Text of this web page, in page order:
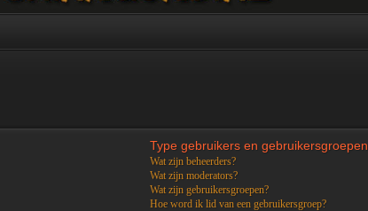
Type gebruikers en gebruikersgroepen
Wat zijn beheerders?
Wat zijn moderators?
Wat zijn gebruikersgroepen?
Hoe word ik lid van een gebruikersgroep?